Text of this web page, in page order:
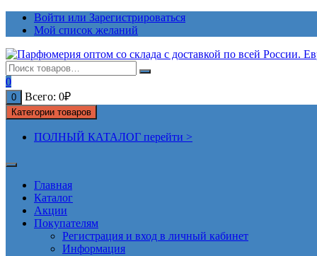
ПерейтиВойти или Зарегистрироваться
Мой список желаний
0
0 Всего: 0₽
Категории товаров
ПОЛНЫЙ КАТАЛОГ перейти >
Главная
Каталог
Акции
Покупателям
Регистрация и вход в личный кабинет
Информация